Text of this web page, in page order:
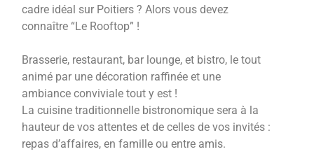
cadre idéal sur Poitiers ? Alors vous devez
connaître “Le Rooftop” !
Brasserie, restaurant, bar lounge, et bistro, le tout
animé par une décoration raffinée et une
ambiance conviviale tout y est !
La cuisine traditionnelle bistronomique sera à la
hauteur de vos attentes et de celles de vos invités :
repas d’affaires, en famille ou entre amis.